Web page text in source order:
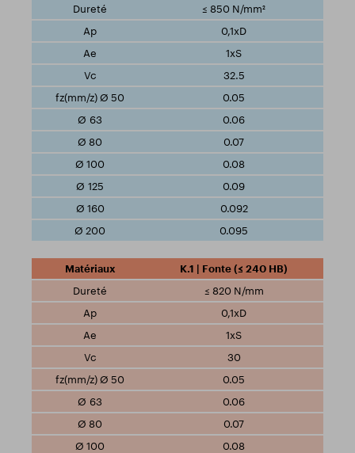
≤ 850 N/mm²
0,1xD
1xS
32.5
0.05
0.06
0.07
0.08
0.09
0.092
0.095
K.1 | Fonte (≤ 240 HB)
≤ 820 N/mm
0,1xD
1xS
30
0.05
0.06
0.07
0.08